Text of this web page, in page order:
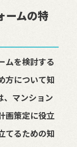
ームの特
ムを検討する
方について知
、マンション
画策定に役立
てるための知